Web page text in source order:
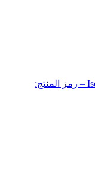
الكتل الخرسانية الخفيفة Isoblock – رمز المنتج: